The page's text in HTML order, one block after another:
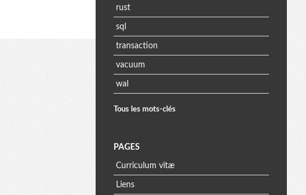
rust
sql
transaction
vacuum
wal
Tous les mots-clés
PAGES
Curriculum vitæ
Liens